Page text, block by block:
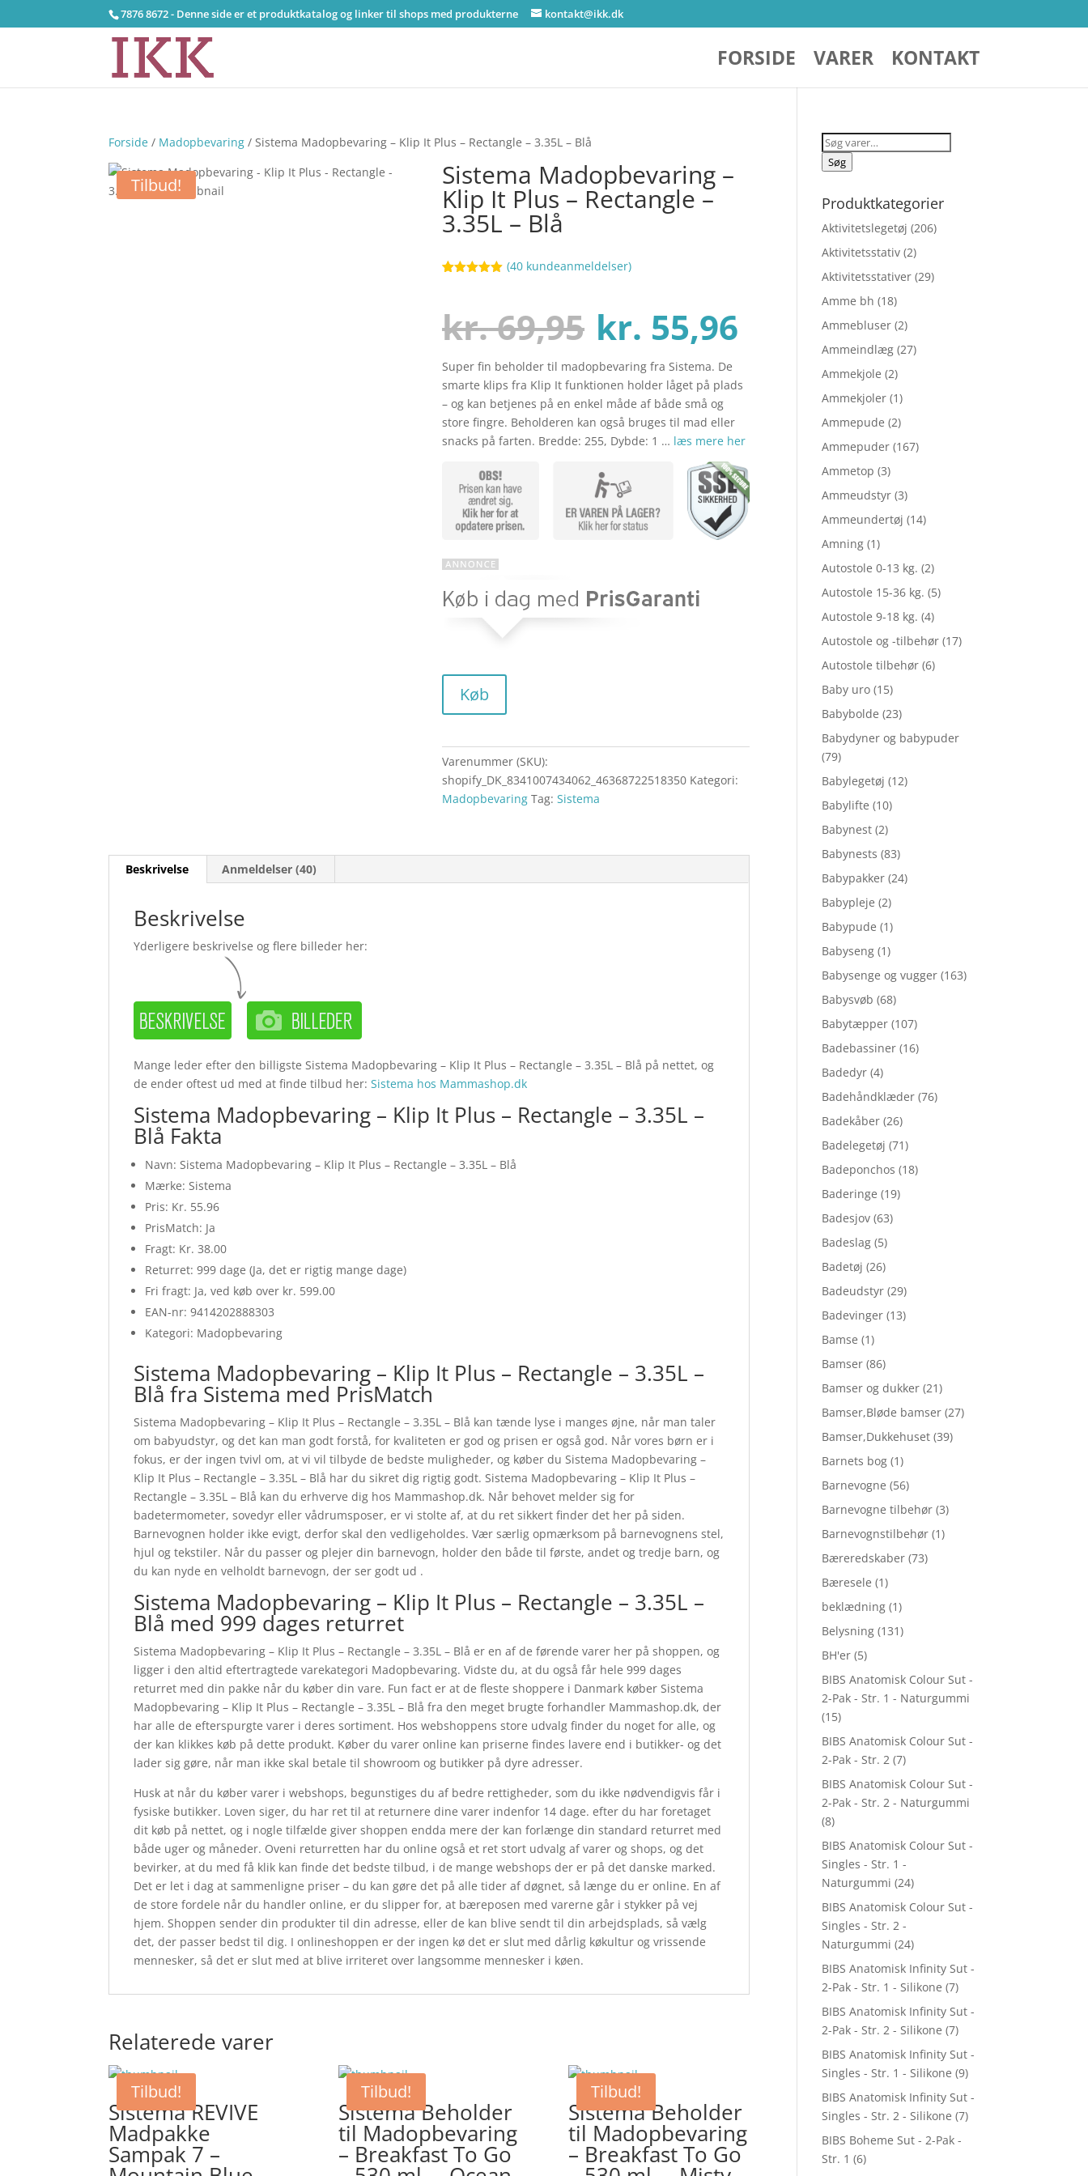
7876 8672 - Denne side er et produktkatalog og linker til shops med produkterne kontakt@ikk.dk
FORSIDE VARER KONTAKT
Forside / Madopbevaring / Sistema Madopbevaring – Klip It Plus – Rectangle – 3.35L – Blå
Tilbud! Sistema Madopbevaring –
Klip It Plus – Rectangle –
3.35L – Blå
baseret på
kundebedøm
melser
(40kundeanmeldelser)
kr.69,95 Den
oprindelige
pris
var:
kr. 55,96
aktuelle
pris
er:
kr. 55,96.
Super fin beholder til madopbevaring fra Sistema. De
smarte klips fra Klip It funktionen holder låget på plads
– og kan betjenes på en enkel måde af både små og
store fingre. Beholderen kan også bruges til mad eller
snacks på farten. Bredde: 255, Dybde: 1 … læs mere her
Køb
Varenummer (SKU):
shopify_DK_8341007434062_46368722518350 Kategori:
Madopbevaring Tag:Sistema
Beskrivelse Anmeldelser (40)
Beskrivelse
Yderligere beskrivelse og flere billeder her:
Mange leder efter den billigste Sistema Madopbevaring – Klip It Plus – Rectangle – 3.35L – Blå på nettet, og
de ender oftest ud med at finde tilbud her:Sistema hos Mammashop.dk
Sistema Madopbevaring – Klip It Plus – Rectangle – 3.35L –
Blå Fakta
Navn: Sistema Madopbevaring – Klip It Plus – Rectangle – 3.35L – Blå
Mærke: Sistema
Pris: Kr. 55.96
PrisMatch: Ja
Fragt: Kr. 38.00
Returret: 999 dage (Ja, det er rigtig mange dage)
Fri fragt: Ja, ved køb over kr. 599.00
EAN-nr: 9414202888303
Kategori: Madopbevaring
Sistema Madopbevaring – Klip It Plus – Rectangle – 3.35L –
Blå fra Sistema med PrisMatch
Sistema Madopbevaring – Klip It Plus – Rectangle – 3.35L – Blå kan tænde lyse i manges øjne, når man taler
om babyudstyr, og det kan man godt forstå, for kvaliteten er god og prisen er også god. Når vores børn er i
fokus, er der ingen tvivl om, at vi vil tilbyde de bedste muligheder, og køber du Sistema Madopbevaring –
Klip It Plus – Rectangle – 3.35L – Blå har du sikret dig rigtig godt. Sistema Madopbevaring – Klip It Plus –
Rectangle – 3.35L – Blå kan du erhverve dig hos Mammashop.dk. Når behovet melder sig for
badetermometer, sovedyr eller vådrumsposer, er vi stolte af, at du ret sikkert finder det her på siden.
Barnevognen holder ikke evigt, derfor skal den vedligeholdes. Vær særlig opmærksom på barnevognens stel,
hjul og tekstiler. Når du passer og plejer din barnevogn, holder den både til første, andet og tredje barn, og
du kan nyde en velholdt barnevogn, der ser godt ud .
Sistema Madopbevaring – Klip It Plus – Rectangle – 3.35L –
Blå med 999 dages returret
Sistema Madopbevaring – Klip It Plus – Rectangle – 3.35L – Blå er en af de førende varer her på shoppen, og
ligger i den altid eftertragtede varekategori Madopbevaring. Vidste du, at du også får hele 999 dages
returret med din pakke når du køber din vare. Fun fact er at de fleste shoppere i Danmark køber Sistema
Madopbevaring – Klip It Plus – Rectangle – 3.35L – Blå fra den meget brugte forhandler Mammashop.dk, der
har alle de efterspurgte varer i deres sortiment. Hos webshoppens store udvalg finder du noget for alle, og
der kan klikkes køb på dette produkt. Køber du varer online kan priserne findes lavere end i butikker- og det
lader sig gøre, når man ikke skal betale til showroom og butikker på dyre adresser.
Husk at når du køber varer i webshops, begunstiges du af bedre rettigheder, som du ikke nødvendigvis får i
fysiske butikker. Loven siger, du har ret til at returnere dine varer indenfor 14 dage. efter du har foretaget
dit køb på nettet, og i nogle tilfælde giver shoppen endda mere der kan forlænge din standard returret med
både uger og måneder. Oveni returretten har du online også et ret stort udvalg af varer og shops, og det
bevirker, at du med få klik kan finde det bedste tilbud, i de mange webshops der er på det danske marked.
Det er let i dag at sammenligne priser – du kan gøre det på alle tider af døgnet, så længe du er online. En af
de store fordele når du handler online, er du slipper for, at bæreposen med varerne går i stykker på vej
hjem. Shoppen sender din produkter til din adresse, eller de kan blive sendt til din arbejdsplads, så vælg
det, der passer bedst til dig. I onlineshoppen er der ingen kø det er slut med dårlig køkultur og vrissende
mennesker, så det er slut med at blive irriteret over langsomme mennesker i køen.
Relaterede varer
Tilbud!
Sistema REVIVE
Madpakke
Sampak 7 –
Tilbud!
Sistema Beholder
til Madopbevaring
– Breakfast To Go
Tilbud!
Sistema Beholder
til Madopbevaring
– Breakfast To Go
Søg
efter:
Søg
Produktkategorier
Aktivitetslegetøj (206)
Aktivitetsstativ (2)
Aktivitetsstativer (29)
Amme bh (18)
Ammebluser (2)
Ammeindlæg (27)
Ammekjole (2)
Ammekjoler (1)
Ammepude (2)
Ammepuder (167)
Ammetop (3)
Ammeudstyr (3)
Ammeundertøj (14)
Amning (1)
Autostole 0-13 kg. (2)
Autostole 15-36 kg. (5)
Autostole 9-18 kg. (4)
Autostole og -tilbehør (17)
Autostole tilbehør (6)
Baby uro (15)
Babybolde (23)
Babydyner og babypuder
(79)
Babylegetøj (12)
Babylifte (10)
Babynest (2)
Babynests (83)
Babypakker (24)
Babypleje (2)
Babypude (1)
Babyseng (1)
Babysenge og vugger (163)
Babysvøb (68)
Babytæpper (107)
Badebassiner (16)
Badedyr (4)
Badehåndklæder (76)
Badekåber (26)
Badelegetøj (71)
Badeponchos (18)
Baderinge (19)
Badesjov (63)
Badeslag (5)
Badetøj (26)
Badeudstyr (29)
Badevinger (13)
Bamse (1)
Bamser (86)
Bamser og dukker (21)
Bamser,Bløde bamser (27)
Bamser,Dukkehuset (39)
Barnets bog (1)
Barnevogne (56)
Barnevogne tilbehør (3)
Barnevognstilbehør (1)
Bæreredskaber (73)
Bæresele (1)
beklædning (1)
Belysning (131)
BH'er (5)
BIBS Anatomisk Colour Sut -
2-Pak - Str. 1 - Naturgummi
(15)
BIBS Anatomisk Colour Sut -
2-Pak - Str. 2 (7)
BIBS Anatomisk Colour Sut -
2-Pak - Str. 2 - Naturgummi
(8)
BIBS Anatomisk Colour Sut -
Singles - Str. 1 -
Naturgummi (24)
BIBS Anatomisk Colour Sut -
Singles - Str. 2 -
Naturgummi (24)
BIBS Anatomisk Infinity Sut -
2-Pak - Str. 1 - Silikone (7)
BIBS Anatomisk Infinity Sut -
2-Pak - Str. 2 - Silikone (7)
BIBS Anatomisk Infinity Sut -
Singles - Str. 1 - Silikone (9)
BIBS Anatomisk Infinity Sut -
Singles - Str. 2 - Silikone (7)
BIBS Boheme Sut - 2-Pak -
Str. 1 (6)